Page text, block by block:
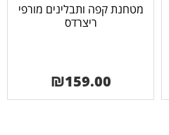
מטחנת קפה ותבלינים מורפי
ריצרדס
₪159.00